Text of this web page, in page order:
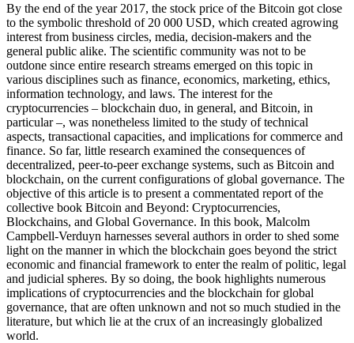
By the end of the year 2017, the stock price of the Bitcoin got close
to the symbolic threshold of 20 000 USD, which created agrowing
interest from business circles, media, decision-makers and the
general public alike. The scientific community was not to be
outdone since entire research streams emerged on this topic in
various disciplines such as finance, economics, marketing, ethics,
information technology, and laws. The interest for the
cryptocurrencies – blockchain duo, in general, and Bitcoin, in
particular –, was nonetheless limited to the study of technical
aspects, transactional capacities, and implications for commerce and
finance. So far, little research examined the consequences of
decentralized, peer-to-peer exchange systems, such as Bitcoin and
blockchain, on the current configurations of global governance. The
objective of this article is to present a commentated report of the
collective book Bitcoin and Beyond: Cryptocurrencies,
Blockchains, and Global Governance. In this book, Malcolm
Campbell-Verduyn harnesses several authors in order to shed some
light on the manner in which the blockchain goes beyond the strict
economic and financial framework to enter the realm of politic, legal
and judicial spheres. By so doing, the book highlights numerous
implications of cryptocurrencies and the blockchain for global
governance, that are often unknown and not so much studied in the
literature, but which lie at the crux of an increasingly globalized
world.